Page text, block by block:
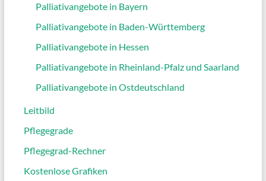
Palliativangebote in Bayern
Palliativangebote in Baden-Württemberg
Palliativangebote in Hessen
Palliativangebote in Rheinland-Pfalz und Saarland
Palliativangebote in Ostdeutschland
Leitbild
Pflegegrade
Pflegegrad-Rechner
Kostenlose Grafiken